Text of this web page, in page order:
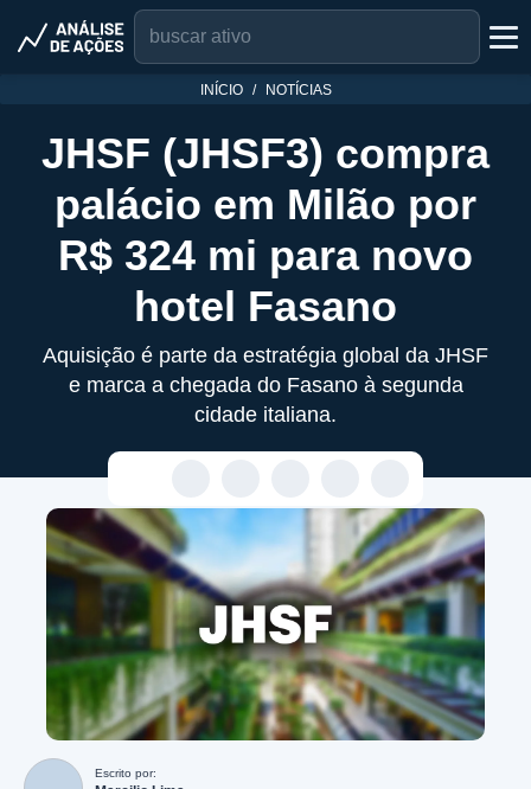
INÍCIO NOTÍCIAS
JHSF (JHSF3) compra
palácio em Milão por
R$ 324 mi para novo
hotel Fasano
Aquisição é parte da estratégia global da JHSF
e marca a chegada do Fasano à segunda
cidade italiana.
Escrito por: